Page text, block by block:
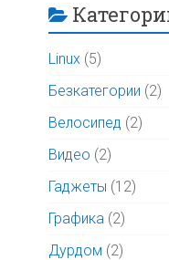
Linux (5)
Безкатегории (2)
Велосипед (2)
Видео (2)
Гаджеты (12)
Графика (2)
Дурдом (2)